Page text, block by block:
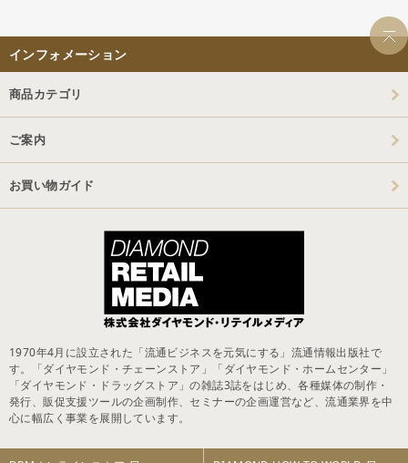
インフォメーション
商品カテゴリ
ご案内
お買い物ガイド
1970年4月に設立された「流通ビジネスを元気にする」流通情報出版社で
す。「ダイヤモンド・チェーンストア」「ダイヤモンド・ホームセンター」
「ダイヤモンド・ドラッグストア」の雑誌3誌をはじめ、各種媒体の制作・
発行、販促支援ツールの企画制作、セミナーの企画運営など、流通業界を中
心に幅広く事業を展開しています。